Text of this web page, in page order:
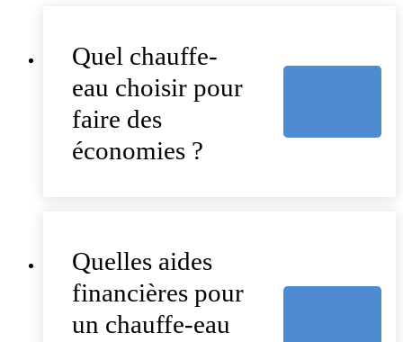
Quel chauffe-
eau choisir pour
faire des
économies ?
Quelles aides
financières pour
un chauffe-eau